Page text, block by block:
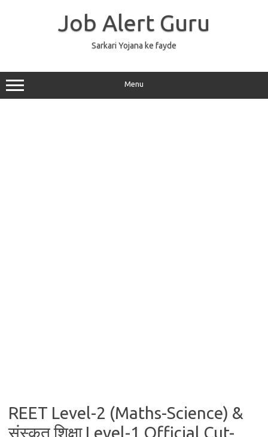
Job Alert Guru
Sarkari Yojana ke fayde
Menu
REET Level-2 (Maths-Science) &
संस्कृत शिक्षा Level-1 Official Cut-